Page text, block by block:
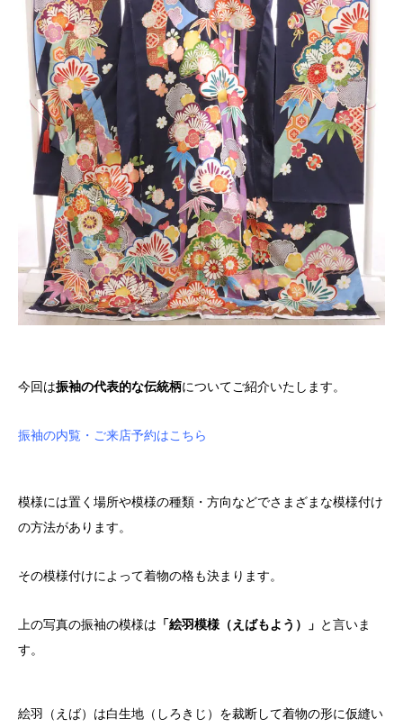
今回は振袖の代表的な伝統柄についてご紹介いたします。
振袖の内覧・ご来店予約はこちら
模様には置く場所や模様の種類・方向などでさまざまな模様付け
の方法があります。
その模様付けによって着物の格も決まります。
上の写真の振袖の模様は 「絵羽模様（えばもよう）」 と言いま
す。
絵羽（えば）は白生地（しろきじ）を裁断して着物の形に仮縫い